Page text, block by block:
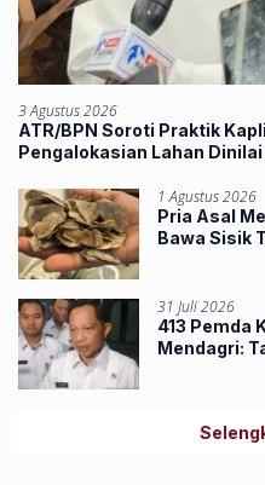
3 Agustus 2026
ATR/BPN Soroti Praktik
Pengalokasian Lahan
1 Agustus 2026
Pria Asal
Bawa Sisik
31 Juli 2026
413 Pemda
Mendagri: